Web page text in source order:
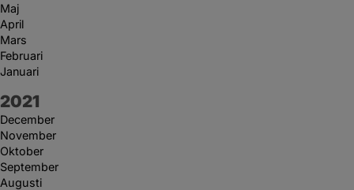
Maj
April
Mars
Februari
Januari
År:
2021
December
November
Oktober
September
Augusti